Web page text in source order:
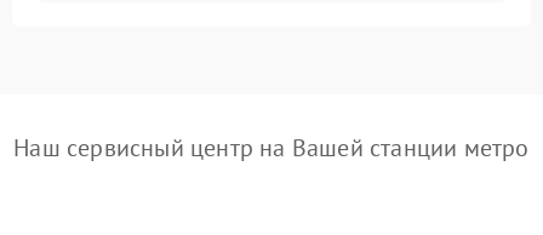
Наш сервисный центр на Вашей станции метро